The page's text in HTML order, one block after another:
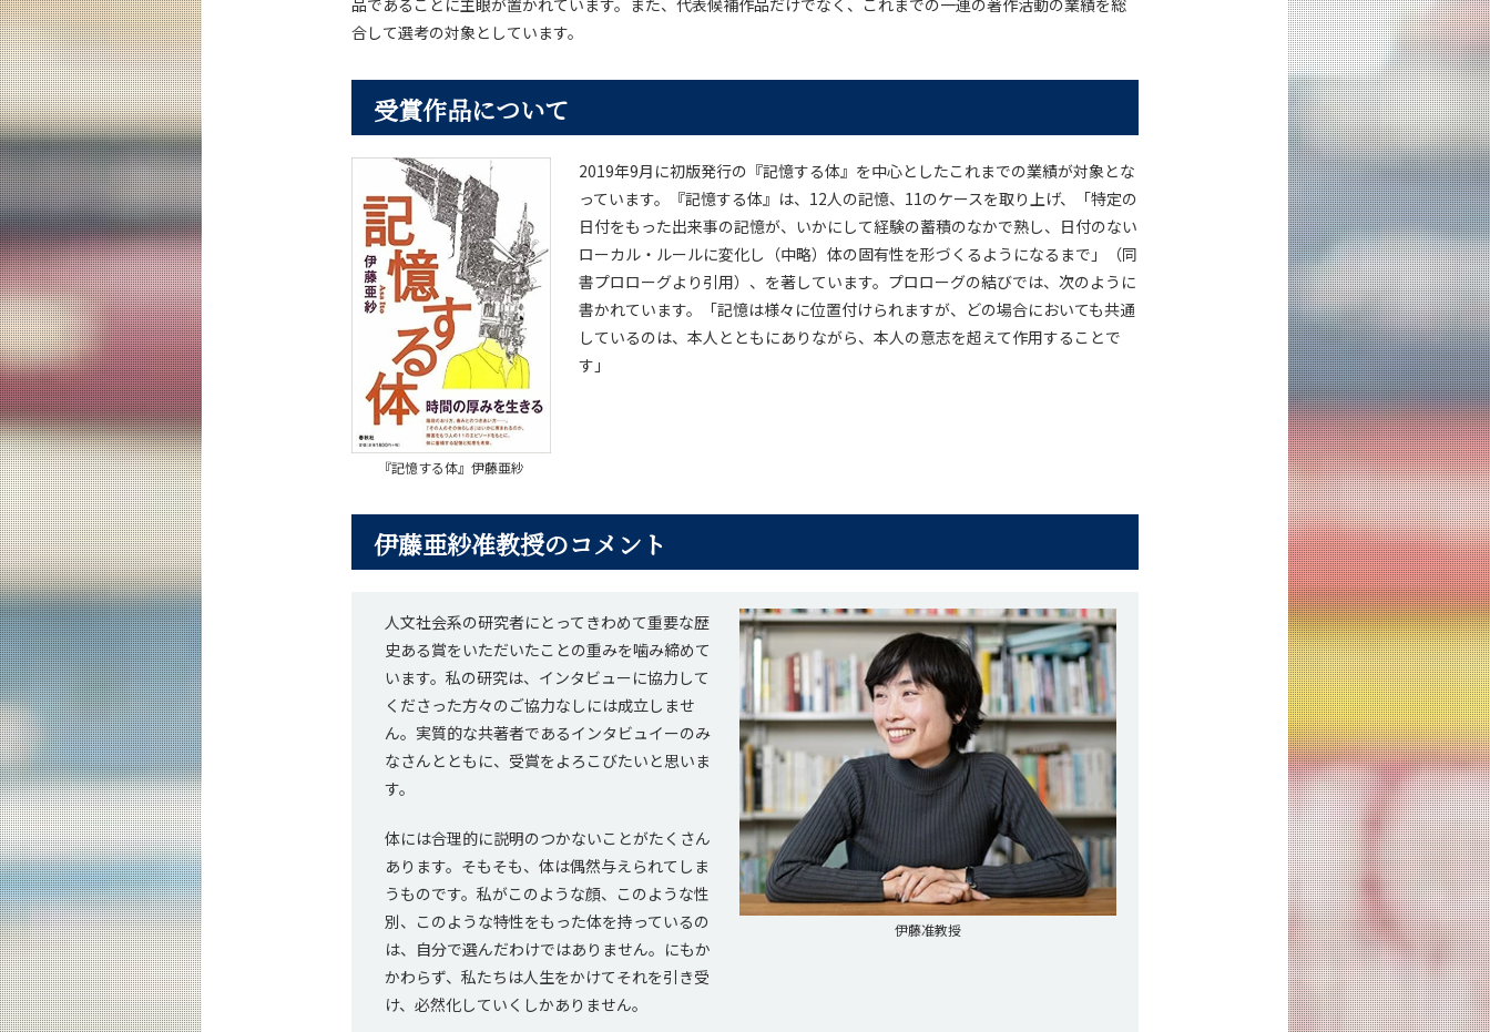
品であることに主眼が置かれています。また、代表候補作品だけでなく、これまでの一連の著作活動の業績を総
合して選考の対象としています。
受賞作品について
『記憶する体』伊藤亜紗
2019年9月に初版発行の『記憶する体』を中心としたこれまでの業績が対象とな
っています。『記憶する体』は、12人の記憶、11のケースを取り上げ、「特定の
日付をもった出来事の記憶が、いかにして経験の蓄積のなかで熟し、日付のない
ローカル・ルールに変化し（中略）体の固有性を形づくるようになるまで」（同
書プロローグより引用）、を著しています。プロローグの結びでは、次のように
書かれています。「記憶は様々に位置付けられますが、どの場合においても共通
しているのは、本人とともにありながら、本人の意志を超えて作用することで
す」
伊藤亜紗准教授のコメント
伊藤准教授
人文社会系の研究者にとってきわめて重要な歴
史ある賞をいただいたことの重みを噛み締めて
います。私の研究は、インタビューに協力して
くださった方々のご協力なしには成立しませ
ん。実質的な共著者であるインタビュイーのみ
なさんとともに、受賞をよろこびたいと思いま
す。
体には合理的に説明のつかないことがたくさん
あります。そもそも、体は偶然与えられてしま
うものです。私がこのような顔、このような性
別、このような特性をもった体を持っているの
は、自分で選んだわけではありません。にもか
かわらず、私たちは人生をかけてそれを引き受
け、必然化していくしかありません。